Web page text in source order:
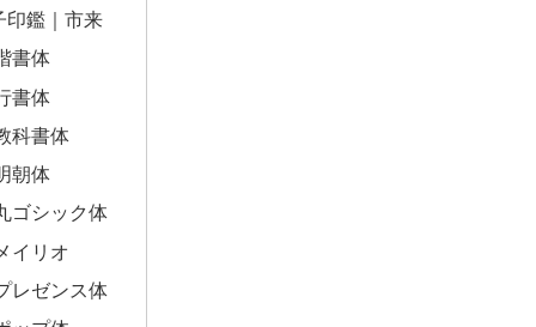
印鑑｜市来
書体
書体
科書体
朝体
ゴシック体
イリオ
レゼンス体